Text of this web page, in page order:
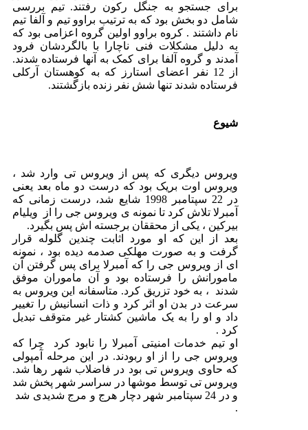
برای جستجو به جنگل رکون رفتند. تیم بررسی
شامل دو بخش بود که به ترتیب براوو تیم و آلفا تیم
نام داشتند . کروه براوو اولین گروه اعزامی بود که
به دلیل مشکلات فنی ناچارا با بالگردشان فرود
آمدند و گروه آلفا برای کمک به آنها فرستاده شدند.
از 12 نفر اعضای استارز که به کوهستان آرکلی
فرستاده شدند تنها شش نفر زنده بازگشتند.
شیوع
ویروس دیگری که پس از ویروس تی وارد شد ،
ویروس اوت بریک بود که درست دو ماه بعد یعنی
در 22 سپتامبر 1998 شایع شد، درست زمانی که
آمبرلا تلاش کرد تا نمونه ی ویروس جی را از ویلیام
بیرکین ، یکی از محققان برجسته اش پس بگیرد.
بعد از این که او مورد اثابت چندین گلوله قرار
گرفت و به صورت مهلکی صدمه دیده بود ، نمونه
ای از ویروس جی را که آمبرلا برای پس گرفتن آن
مامورانش را فرستاده بود و آن ماموران موفق
شدند ، به خود تزریق کرد. متاسفانه این ویروس به
سرعت در بدن او اثر کرد و ذات انسانیش را تغییر
داد و او را به یک ماشین کشتار غیر متوقف تبدیل
کرد .
او تیم خدمات امنیتی آمبرلا را نابود کرد چرا که
ویروس جی را از او ربودند. در این مرحله آمپولی
که حاوی ویروس تی بود در فاضلاب شهر رها شد.
ویروس تی توسط موشها در سراسر شهر پخش شد
و در 24 سپتامبر شهر دچار هرج و مرج شدیدی شد
.